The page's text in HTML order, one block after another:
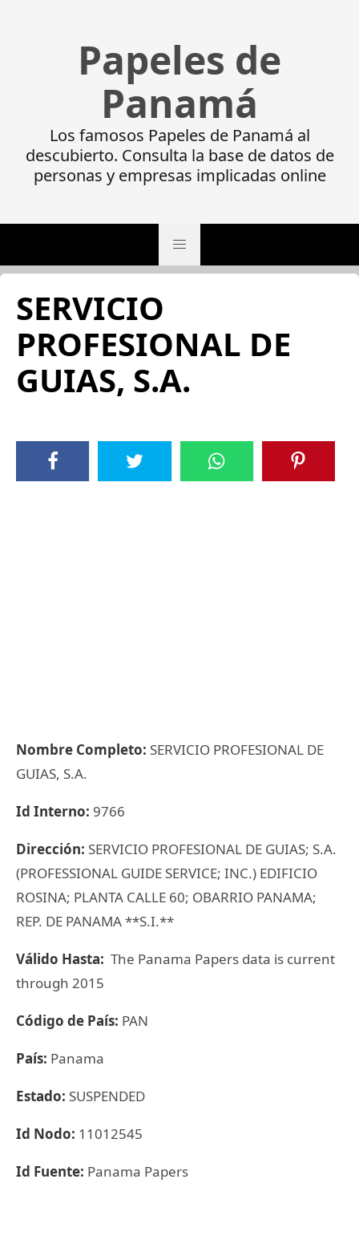
Papeles de
Panamá
Los famosos Papeles de Panamá al
descubierto. Consulta la base de datos de
personas y empresas implicadas online
SERVICIO
PROFESIONAL DE
GUIAS, S.A.
Nombre Completo: SERVICIO PROFESIONAL DE
GUIAS, S.A.
Id Interno: 9766
Dirección: SERVICIO PROFESIONAL DE GUIAS; S.A.
(PROFESSIONAL GUIDE SERVICE; INC.) EDIFICIO
ROSINA; PLANTA CALLE 60; OBARRIO PANAMA;
REP. DE PANAMA **S.I.**
Válido Hasta: The Panama Papers data is current
through 2015
Código de País: PAN
País: Panama
Estado: SUSPENDED
Id Nodo: 11012545
Id Fuente: Panama Papers